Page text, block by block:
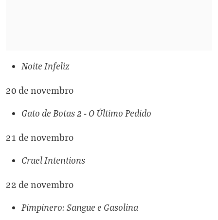
Noite Infeliz
20 de novembro
Gato de Botas 2 - O Último Pedido
21 de novembro
Cruel Intentions
22 de novembro
Pimpinero: Sangue e Gasolina